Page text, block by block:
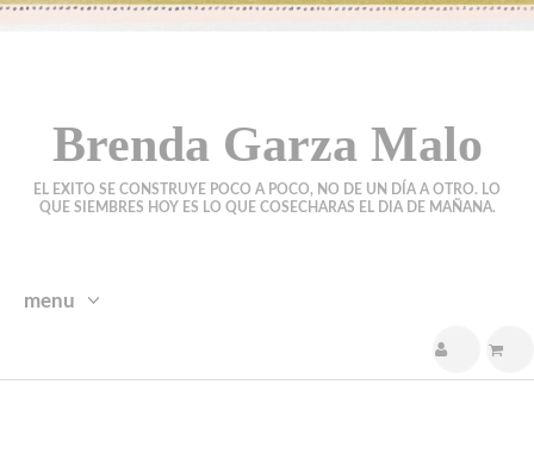
Brenda Garza Malo
EL EXITO SE CONSTRUYE POCO A POCO, NO DE UN DÍA A OTRO. LO
QUE SIEMBRES HOY ES LO QUE COSECHARAS EL DIA DE MAÑANA.
menu